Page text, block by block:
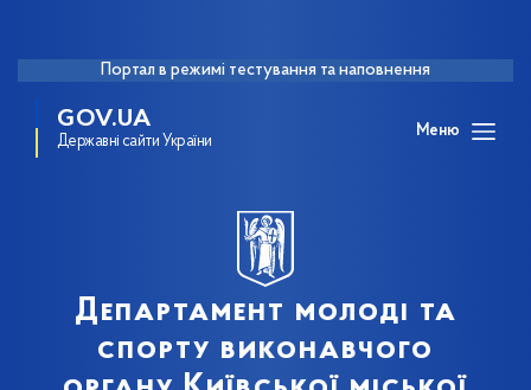
Портал в режимі тестування та наповнення
GOV.UA
Державні сайти України
Меню
Департамент молоді та
спорту виконавчого